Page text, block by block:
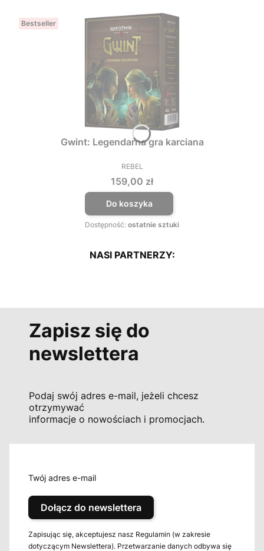
Bestseller
Gwint: Legendarna gra karciana
PRODUCENT
REBEL
Cena
159,00 zł
Do koszyka
Dostępność: ostatnie sztuki
NASI PARTNERZY:
Zapisz się do
newslettera
Podaj swój adres e-mail, jeżeli chcesz
otrzymywać
informacje o nowościach i promocjach.
Twój adres e-mail
Dołącz do newslettera
Zapisując się, akceptujesz nasz Regulamin (w zakresie
dotyczącym Newslettera). Przetwarzanie danych odbywa się